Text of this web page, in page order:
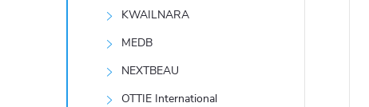
KWAILNARA
MEDB
NEXTBEAU
OTTIE International